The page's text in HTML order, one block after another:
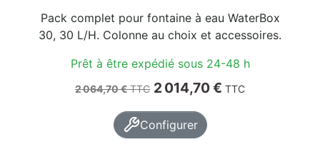
Pack complet pour fontaine à eau WaterBox
30, 30 L/H. Colonne au choix et accessoires.
Prêt à être expédié sous 24-48 h
Prix de base
2 064,70 €TTC Prix
2 014,70 € TTC
Configurer